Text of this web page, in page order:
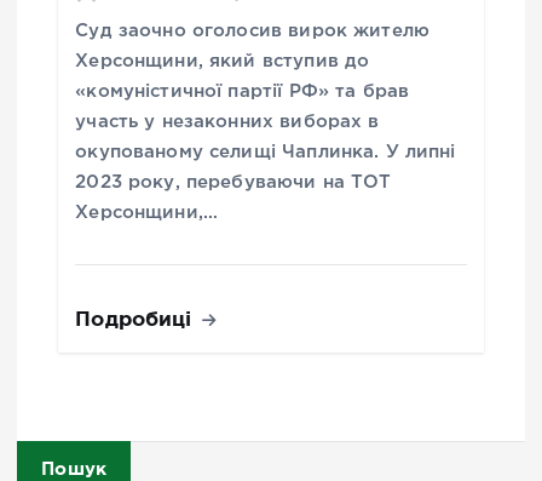
Суд заочно оголосив вирок жителю
Херсонщини, який вступив до
«комуністичної партії РФ» та брав
участь у незаконних виборах в
окупованому селищі Чаплинка. У липні
2023 року, перебуваючи на ТОТ
Херсонщини,…
Подробиці
Пошук